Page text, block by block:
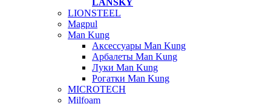
LANSKY
LIONSTEEL
Magpul
Man Kung
Аксессуары Man Kung
Арбалеты Man Kung
Луки Man Kung
Рогатки Man Kung
MICROTECH
Milfoam